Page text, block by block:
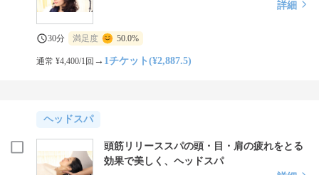
詳細
30分 満足度 50.0%
通常 ¥4,400/1回 → 1チケット(¥2,887.5)
ヘッドスパ
頭筋リリーススパの頭・目・肩の疲れをとる
効果で美しく、ヘッドスパ